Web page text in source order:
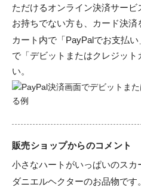
ただけるオンライン決済サー
お持ちでない方も、カード決済
カート内で「PayPalでお支払
で「デビットまたはクレジット
い。
販売ショップからのコメント
小さなハートがいっぱいのスカ
ダニエルヘクターのお品物です。